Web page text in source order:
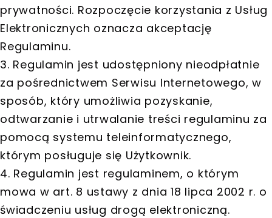
prywatności. Rozpoczęcie korzystania z Usług
Elektronicznych oznacza akceptację
Regulaminu.
3. Regulamin jest udostępniony nieodpłatnie
za pośrednictwem Serwisu Internetowego, w
sposób, który umożliwia pozyskanie,
odtwarzanie i utrwalanie treści regulaminu za
pomocą systemu teleinformatycznego,
którym posługuje się Użytkownik.
4. Regulamin jest regulaminem, o którym
mowa w art. 8 ustawy z dnia 18 lipca 2002 r. o
świadczeniu usług drogą elektroniczną.